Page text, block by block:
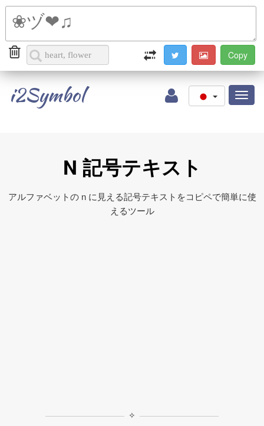
i2Symbol
N 記号テキスト
アルファベットの n に見える記号テキストをコピペで簡単に使
えるツール
✧